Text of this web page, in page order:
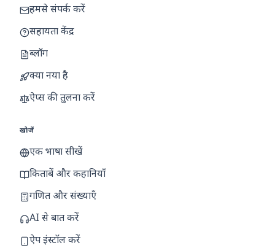
हमसे संपर्क करें
सहायता केंद्र
ब्लॉग
क्या नया है
ऐप्स की तुलना करें
खोजें
एक भाषा सीखें
किताबें और कहानियाँ
गणित और संख्याएँ
AI से बात करें
ऐप इंस्टॉल करें